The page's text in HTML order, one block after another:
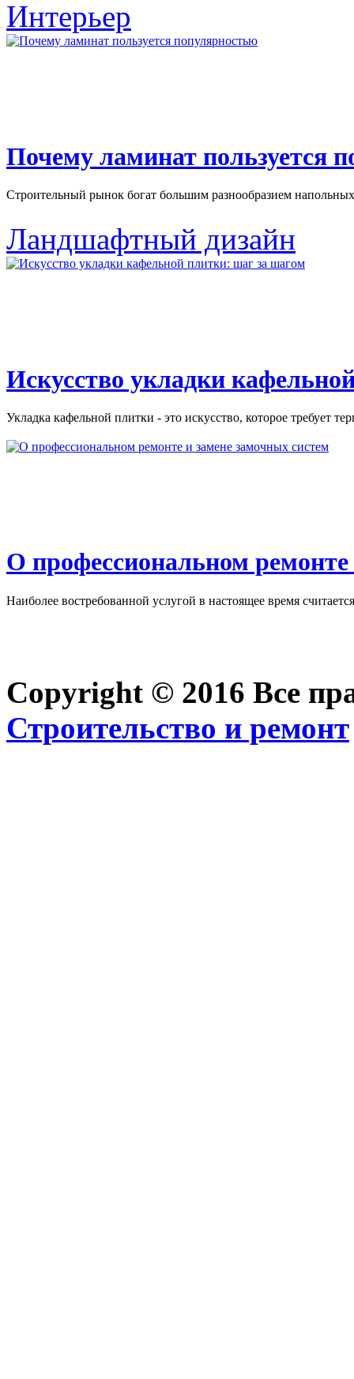
Интерьер
Почему ламинат пользуется
Строительный рынок богат большим разнообразием
Ландшафтный дизайн
Искусство укладки
Укладка кафельной плитки - это искусство, которое требует
О профессиональном
Наиболее востребованной услугой в настоящее время
Copyright © 2016 Все
Строительство и ремонт